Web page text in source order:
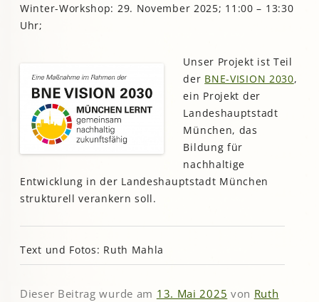
Winter-Workshop: 29. November 2025; 11:00 – 13:30
Uhr;
Unser Projekt ist Teil
der BNE-VISION 2030,
ein Projekt der
Landeshauptstadt
München, das
Bildung für
nachhaltige
Entwicklung in der Landeshauptstadt München
strukturell verankern soll.
Text und Fotos: Ruth Mahla
Dieser Beitrag wurde am 13. Mai 2025 von Ruth